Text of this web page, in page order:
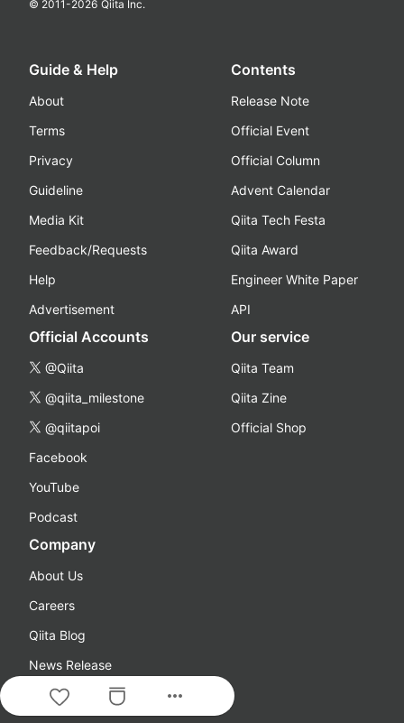
more_horiz
© 2011-2026 Qiita Inc.
Guide & Help
About
Terms
Privacy
Guideline
Media Kit
Feedback/Requests
Help
Advertisement
Contents
Release Note
Official Event
Official Column
Advent Calendar
Qiita Tech Festa
Qiita Award
Engineer White Paper
API
Official Accounts
@Qiita
@qiita_milestone
@qiitapoi
Facebook
YouTube
Podcast
Our service
Qiita Team
Qiita Zine
Official Shop
Company
About Us
Careers
Qiita Blog
News Release